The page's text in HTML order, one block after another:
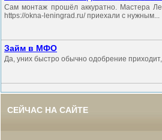
Сам монтаж прошёл аккуратно. Мастера
https://okna-leningrad.ru/ приехали с нужным...
Займ в МФО
Да, уних быстро обычно одобрение
СЕЙЧАС НА САЙТЕ